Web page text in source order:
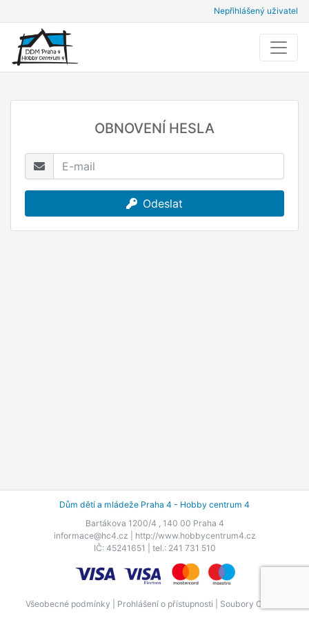
Nepřihlášený uživatel
OBNOVENÍ HESLA
Odeslat
Dům dětí a mládeže Praha 4 - Hobby centrum 4
Bartákova 1200/4 , 140 00 Praha 4
informace@hc4.cz | http://www.hobbycentrum4.cz
IČ: 45241651 | tel.: 241 731 510
Všeobecné podmínky Prohlášení o přístupnosti Soubory Cookie